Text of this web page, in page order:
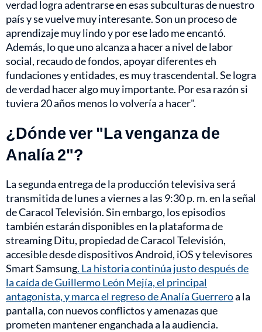
verdad logra adentrarse en esas subculturas de nuestro
país y se vuelve muy interesante. Son un proceso de
aprendizaje muy lindo y por ese lado me encantó.
Además, lo que uno alcanza a hacer a nivel de labor
social, recaudo de fondos, apoyar diferentes eh
fundaciones y entidades, es muy trascendental. Se logra
de verdad hacer algo muy importante. Por esa razón si
tuviera 20 años menos lo volvería a hacer".
¿Dónde ver "La venganza de
Analía 2"?
La segunda entrega de la producción televisiva será
transmitida de lunes a viernes a las 9:30 p. m. en la señal
de Caracol Televisión. Sin embargo, los episodios
también estarán disponibles en la plataforma de
streaming Ditu, propiedad de Caracol Televisión,
accesible desde dispositivos Android, iOS y televisores
Smart Samsung. La historia continúa justo después de
la caída de Guillermo León Mejía, el principal
antagonista, y marca el regreso de Analía Guerreroa la
pantalla, con nuevos conflictos y amenazas que
prometen mantener enganchada a la audiencia.